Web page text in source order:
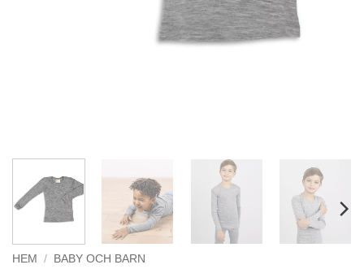
HEM / BABY OCH BARN